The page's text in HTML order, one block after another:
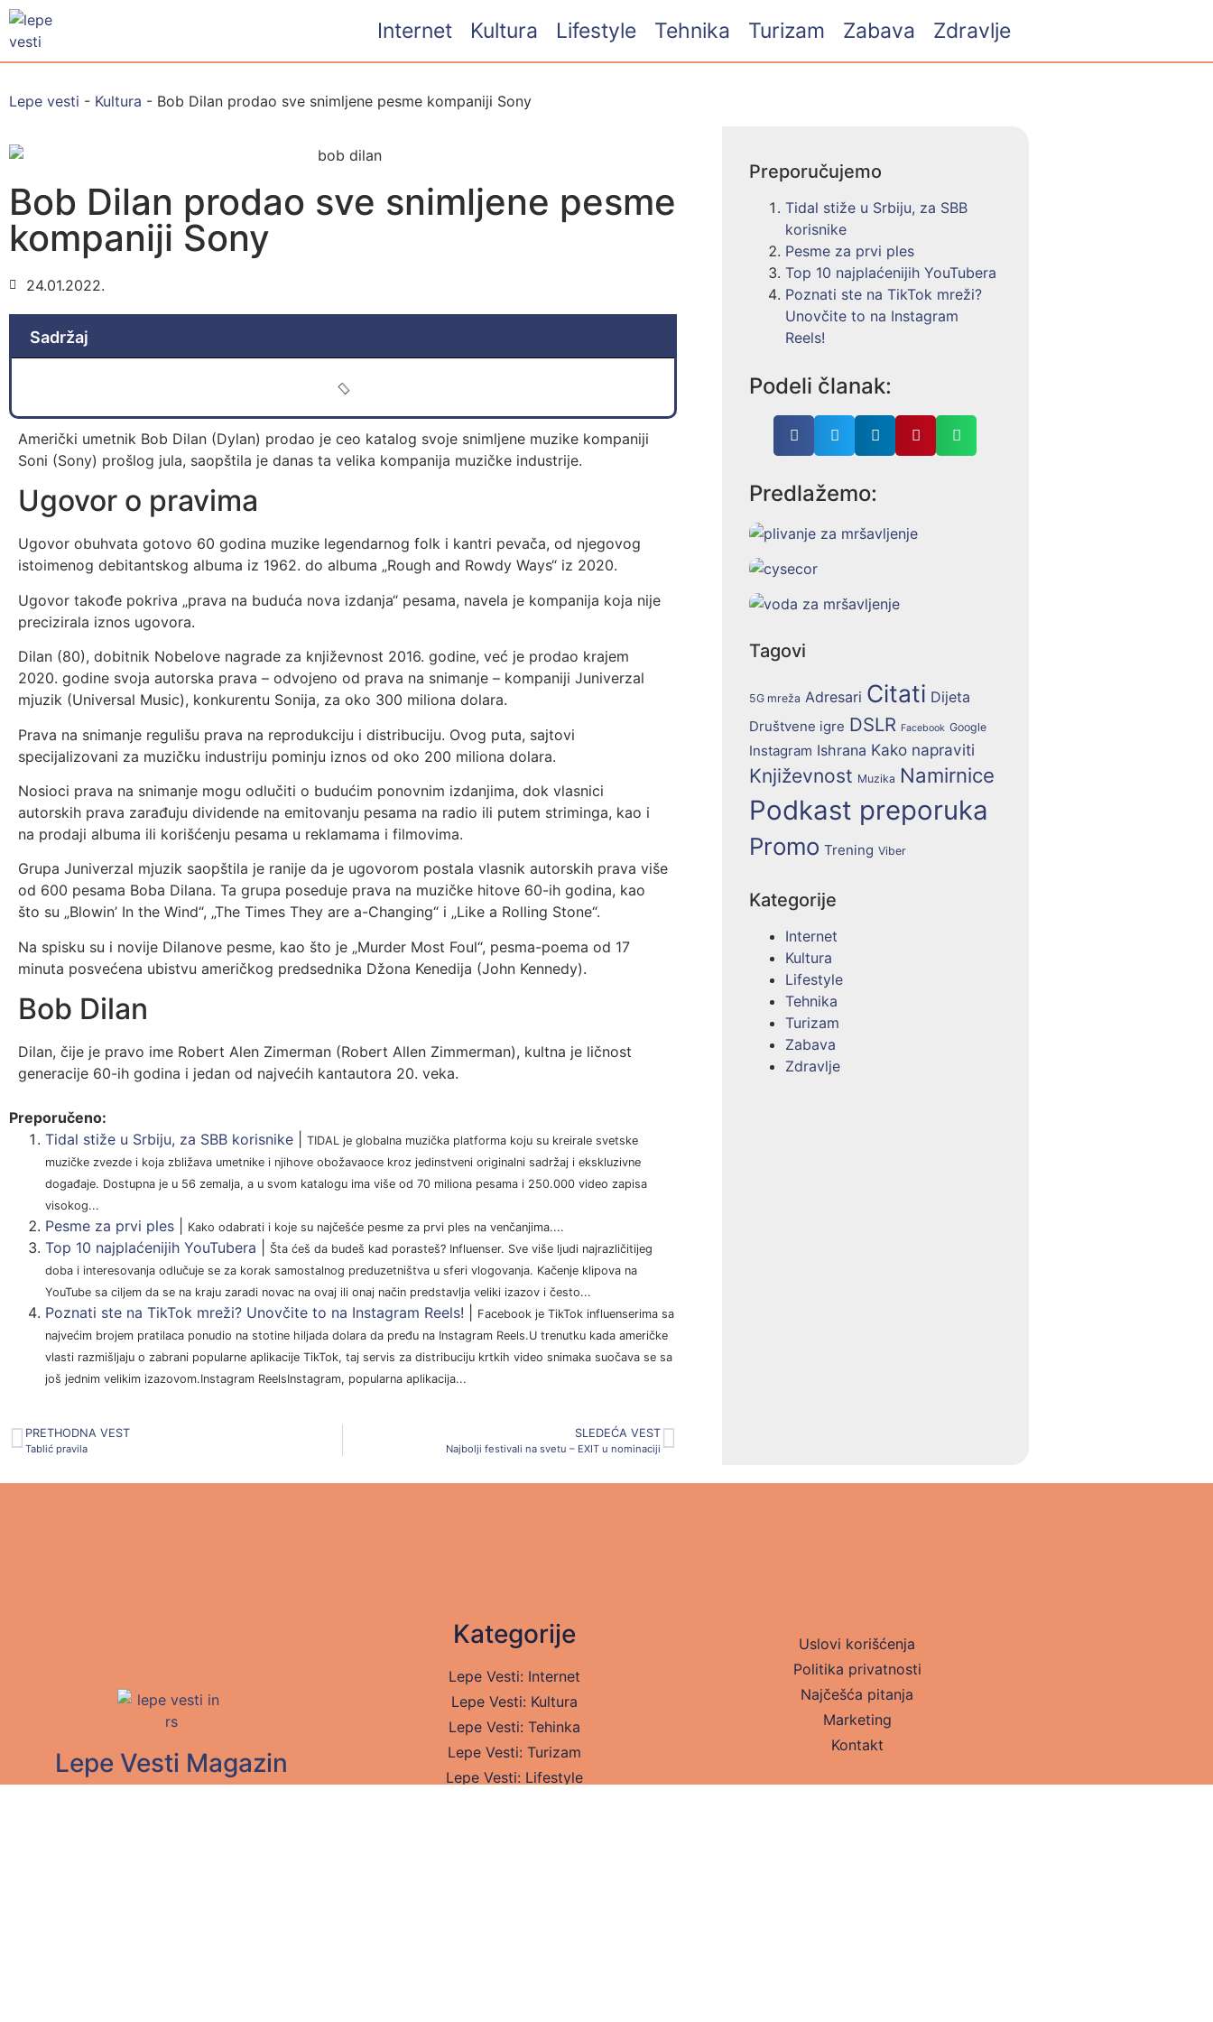
Internet Kultura Lifestyle Tehnika Turizam Zabava Zdravlje
Lepe vesti - Kultura - Bob Dilan prodao sve snimljene pesme kompaniji Sony
Bob Dilan prodao sve snimljene pesme
kompaniji Sony
24.01.2022.
Sadržaj
Američki umetnik Bob Dilan (Dylan) prodao je ceo katalog svoje snimljene muzike kompaniji
Soni (Sony) prošlog jula, saopštila je danas ta velika kompanija muzičke industrije.
Ugovor o pravima
Ugovor obuhvata gotovo 60 godina muzike legendarnog folk i kantri pevača, od njegovog
istoimenog debitantskog albuma iz 1962. do albuma „Rough and Rowdy Ways“ iz 2020.
Ugovor takođe pokriva „prava na buduća nova izdanja“ pesama, navela je kompanija koja nije
precizirala iznos ugovora.
Dilan (80), dobitnik Nobelove nagrade za književnost 2016. godine, već je prodao krajem
2020. godine svoja autorska prava – odvojeno od prava na snimanje – kompaniji Juniverzal
mjuzik (Universal Music), konkurentu Sonija, za oko 300 miliona dolara.
Prava na snimanje regulišu prava na reprodukciju i distribuciju. Ovog puta, sajtovi
specijalizovani za muzičku industriju pominju iznos od oko 200 miliona dolara.
Nosioci prava na snimanje mogu odlučiti o budućim ponovnim izdanjima, dok vlasnici
autorskih prava zarađuju dividende na emitovanju pesama na radio ili putem striminga, kao i
na prodaji albuma ili korišćenju pesama u reklamama i filmovima.
Grupa Juniverzal mjuzik saopštila je ranije da je ugovorom postala vlasnik autorskih prava više
od 600 pesama Boba Dilana. Ta grupa poseduje prava na muzičke hitove 60-ih godina, kao
što su „Blowin’ In the Wind“, „The Times They are a-Changing“ i „Like a Rolling Stone“.
Na spisku su i novije Dilanove pesme, kao što je „Murder Most Foul“, pesma-poema od 17
minuta posvećena ubistvu američkog predsednika Džona Kenedija (John Kennedy).
Bob Dilan
Dilan, čije je pravo ime Robert Alen Zimerman (Robert Allen Zimmerman), kultna je ličnost
generacije 60-ih godina i jedan od najvećih kantautora 20. veka.
Preporučeno:
Tidal stiže u Srbiju, za SBB korisnike
TIDAL je globalna muzička platforma koju su kreirale svetske
muzičke zvezde i koja zbližava umetnike i njihove obožavaoce kroz jedinstveni originalni sadržaj i ekskluzivne
događaje. Dostupna je u 56 zemalja, a u svom katalogu ima više od 70 miliona pesama i 250.000 video zapisa
visokog...
Pesme za prvi ples Kako odabrati i koje su najčešće pesme za prvi ples na venčanjima....
Top 10 najplaćenijih YouTubera
Šta ćeš da budeš kad porasteš? Influenser. Sve više ljudi najrazličitijeg
doba i interesovanja odlučuje se za korak samostalnog preduzetništva u sferi vlogovanja. Kačenje klipova na
YouTube sa ciljem da se na kraju zaradi novac na ovaj ili onaj način predstavlja veliki izazov i često...
Poznati ste na TikTok mreži? Unovčite to na Instagram Reels!
Facebook je TikTok influenserima sa
najvećim brojem pratilaca ponudio na stotine hiljada dolara da pređu na Instagram Reels.U trenutku kada američke
vlasti razmišljaju o zabrani popularne aplikacije TikTok, taj servis za distribuciju krtkih video snimaka suočava se sa
još jednim velikim izazovom.Instagram ReelsInstagram, popularna aplikacija...
PRETHODNA VEST
Tablić pravila
SLEDEĆA VEST
Najbolji festivali na svetu – EXIT u nominaciji
Preporučujemo
Tidal stiže u Srbiju, za SBB
korisnike
Pesme za prvi ples
Top 10 najplaćenijih YouTubera
Poznati ste na TikTok mreži?
Unovčite to na Instagram
Reels!
Podeli članak:
Predlažemo:
Tagovi
5G mreža Adresari Citati Dijeta
Društvene igre DSLR Facebook Google
Instagram Ishrana Kako napraviti
Književnost Muzika Namirnice
Podkast preporuka
Promo Trening Viber
Kategorije
Internet
Kultura
Lifestyle
Tehnika
Turizam
Zabava
Zdravlje
Lepe Vesti Magazin
Kategorije
Lepe Vesti: Internet
Lepe Vesti: Kultura
Lepe Vesti: Tehinka
Lepe Vesti: Turizam
Lepe Vesti: Lifestyle
Uslovi korišćenja
Politika privatnosti
Najčešća pitanja
Marketing
Kontakt